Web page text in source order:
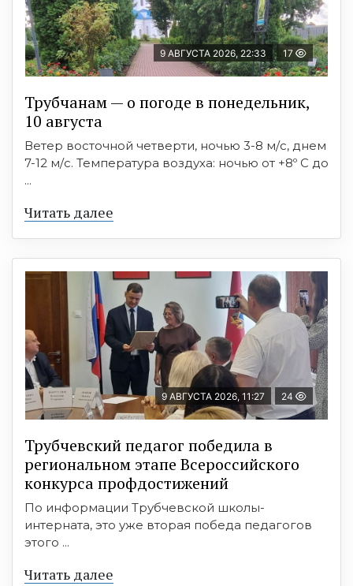
9 АВГУСТА 2026, 22:33 17
Трубчанам — о погоде в понедельник,
10 августа
Ветер восточной четверти, ночью 3-8 м/с, днем
7-12 м/с. Температура воздуха: ночью от +8º C до
...
Читать далее
9 АВГУСТА 2026, 11:27 24
Трубчевский педагог победила в
региональном этапе Всероссийского
конкурса профдостижений
По информации Трубчевской школы-
интерната, это уже вторая победа педагогов
этого ...
Читать далее